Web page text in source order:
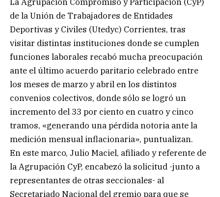
de la Unión de Trabajadores de Entidades
Deportivas y Civiles (Utedyc) Corrientes, tras
visitar distintas instituciones donde se cumplen
funciones laborales recabó mucha preocupación
ante el último acuerdo paritario celebrado entre
los meses de marzo y abril en los distintos
convenios colectivos, donde sólo se logró un
incremento del 33 por ciento en cuatro y cinco
tramos, «generando una pérdida notoria ante la
medición mensual inflacionaria», puntualizan.
En este marco, Julio Maciel, afiliado y referente de
la Agrupación CyP, encabezó la solicitud -junto a
representantes de otras seccionales- al
Secretariado Nacional del gremio para que se